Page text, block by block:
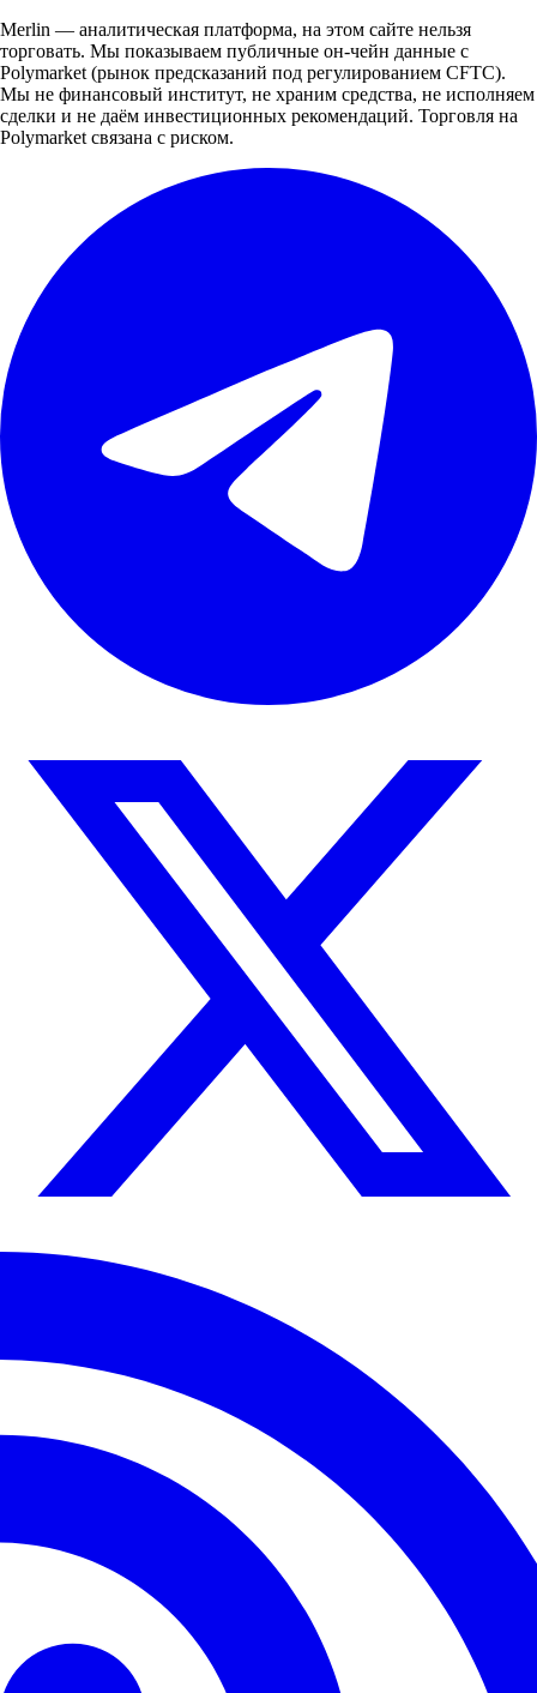
Merlin — аналитическая платформа, на этом сайте нельзя
торговать. Мы показываем публичные он-чейн данные с
Polymarket (рынок предсказаний под регулированием CFTC).
Мы не финансовый институт, не храним средства, не исполняем
сделки и не даём инвестиционных рекомендаций. Торговля на
Polymarket связана с риском.